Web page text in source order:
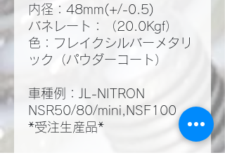
内径：48mm(+/-0.5)
バネレート：（20.0Kgf）
色：フレイクシルバーメタリ
ック（パウダーコート）
車種例：JL-NITRON
NSR50/80/mini,NSF100
*受注生産品*